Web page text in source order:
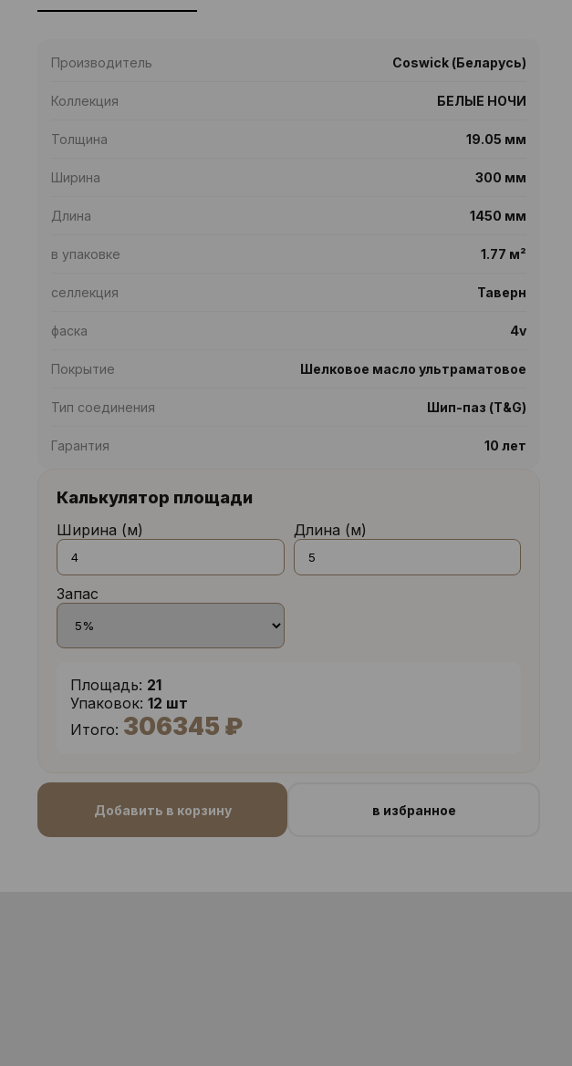
Производитель Coswick (Беларусь)
Коллекция БЕЛЫЕ НОЧИ
Толщина 19.05 мм
Ширина 300 мм
Длина 1450 мм
в упаковке 1.77 м²
селлекция Таверн
фаска 4v
Покрытие Шелковое масло ультраматовое
Тип соединения Шип-паз (T&G)
Гарантия 10 лет
Калькулятор площади
Ширина (м) Длина (м)
Запас
Площадь: 21
Упаковок: 12 шт
Итого: 306345 ₽
Добавить в корзину в избранное